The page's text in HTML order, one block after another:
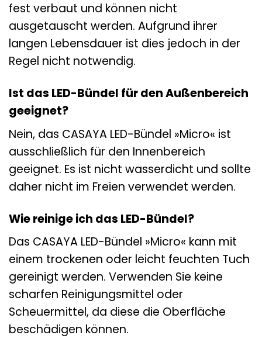
fest verbaut und können nicht
ausgetauscht werden. Aufgrund ihrer
langen Lebensdauer ist dies jedoch in der
Regel nicht notwendig.
Ist das LED-Bündel für den Außenbereich
geeignet?
Nein, das CASAYA LED-Bündel »Micro« ist
ausschließlich für den Innenbereich
geeignet. Es ist nicht wasserdicht und sollte
daher nicht im Freien verwendet werden.
Wie reinige ich das LED-Bündel?
Das CASAYA LED-Bündel »Micro« kann mit
einem trockenen oder leicht feuchten Tuch
gereinigt werden. Verwenden Sie keine
scharfen Reinigungsmittel oder
Scheuermittel, da diese die Oberfläche
beschädigen können.